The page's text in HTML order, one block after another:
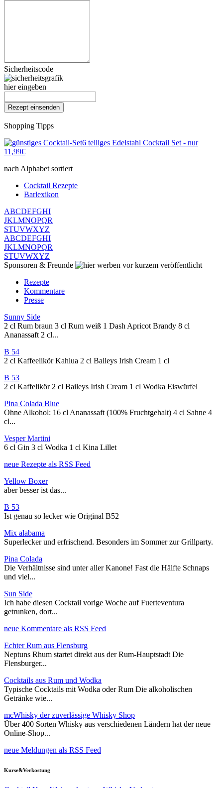
Sicherheitscode
hier eingeben
Shopping Tipps
6 teiliges Edelstahl Cocktail Set - nur
11,99€
nach Alphabet sortiert
Cocktail Rezepte
Barlexikon
ABCDEFGHI
JKLMNOPQR
STUVWXYZ
ABCDEFGHI
JKLMNOPQR
STUVWXYZ
Sponsoren & Freunde
vor kurzem veröffentlicht
Rezepte
Kommentare
Presse
Sunny Side
2 cl Rum braun 3 cl Rum weiß 1 Dash Apricot Brandy 8 cl
Ananassaft 2 cl...
B 54
2 cl Kaffeelikör Kahlua 2 cl Baileys Irish Cream 1 cl
B 53
2 cl Kaffelikör 2 cl Baileys Irish Cream 1 cl Wodka Eiswürfel
Pina Colada Blue
Ohne Alkohol: 16 cl Ananassaft (100% Fruchtgehalt) 4 cl Sahne 4
cl...
Vesper Martini
6 cl Gin 3 cl Wodka 1 cl Kina Lillet
neue Rezepte als RSS Feed
Yellow Boxer
aber besser ist das...
B 53
Ist genau so lecker wie Original B52
Mix alabama
Superlecker und erfrischend. Besonders im Sommer zur Grillparty.
Pina Colada
Die Verhältnisse sind unter aller Kanone! Fast die Hälfte Schnaps
und viel...
Sun Side
Ich habe diesen Cocktail vorige Woche auf Fuerteventura
getrunken, dort...
neue Kommentare als RSS Feed
Echter Rum aus Flensburg
Neptuns Rhum startet direkt aus der Rum-Hauptstadt Die
Flensburger...
Cocktails aus Rum und Wodka
Typische Cocktails mit Wodka oder Rum Die alkoholischen
Getränke wie...
mcWhisky der zuverlässige Whisky Shop
Über 400 Sorten Whisky aus verschiedenen Ländern hat der neue
Online-Shop...
neue Meldungen als RSS Feed
Kurse&Verkostung